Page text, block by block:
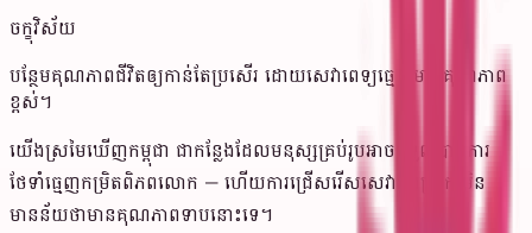
ចក្ខុវិស័យ
បន្ថែមគុណភាពជីវិតឲ្យកាន់តែប្រសើរ ដោយសេវាពេទ្យធ្មេញមានគុណភាព
ខ្ពស់។
យើងស្រមៃឃើញកម្ពុជា ជាកន្លែងដែលមនុស្សគ្រប់រូបអាចទទួលបានការ
ថែទាំធ្មេញកម្រិតពិភពលោក — ហើយការជ្រើសរើសសេវាក្នុងស្រុក មិន
មានន័យថាមានគុណភាពទាបនោះទេ។